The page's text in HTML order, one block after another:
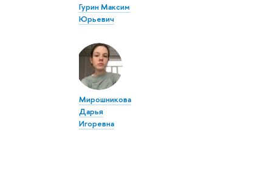
Гурин Максим
Юрьевич
Мирошникова
Дарья
Игоревна